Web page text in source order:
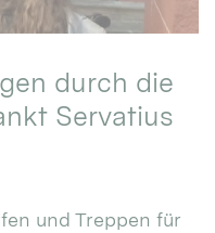
durch die
Servatius
und Treppen für